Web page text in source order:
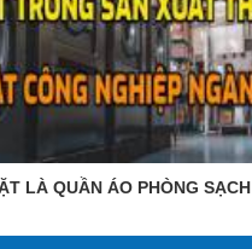
LÀ QUẦN ÁO PHÒNG SẠCH